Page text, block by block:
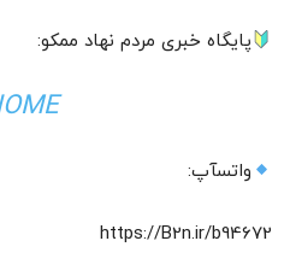
پایگاه خبری مردم نهاد ممکو:
HOME
واتسآپ:
https://B2n.ir/b94672